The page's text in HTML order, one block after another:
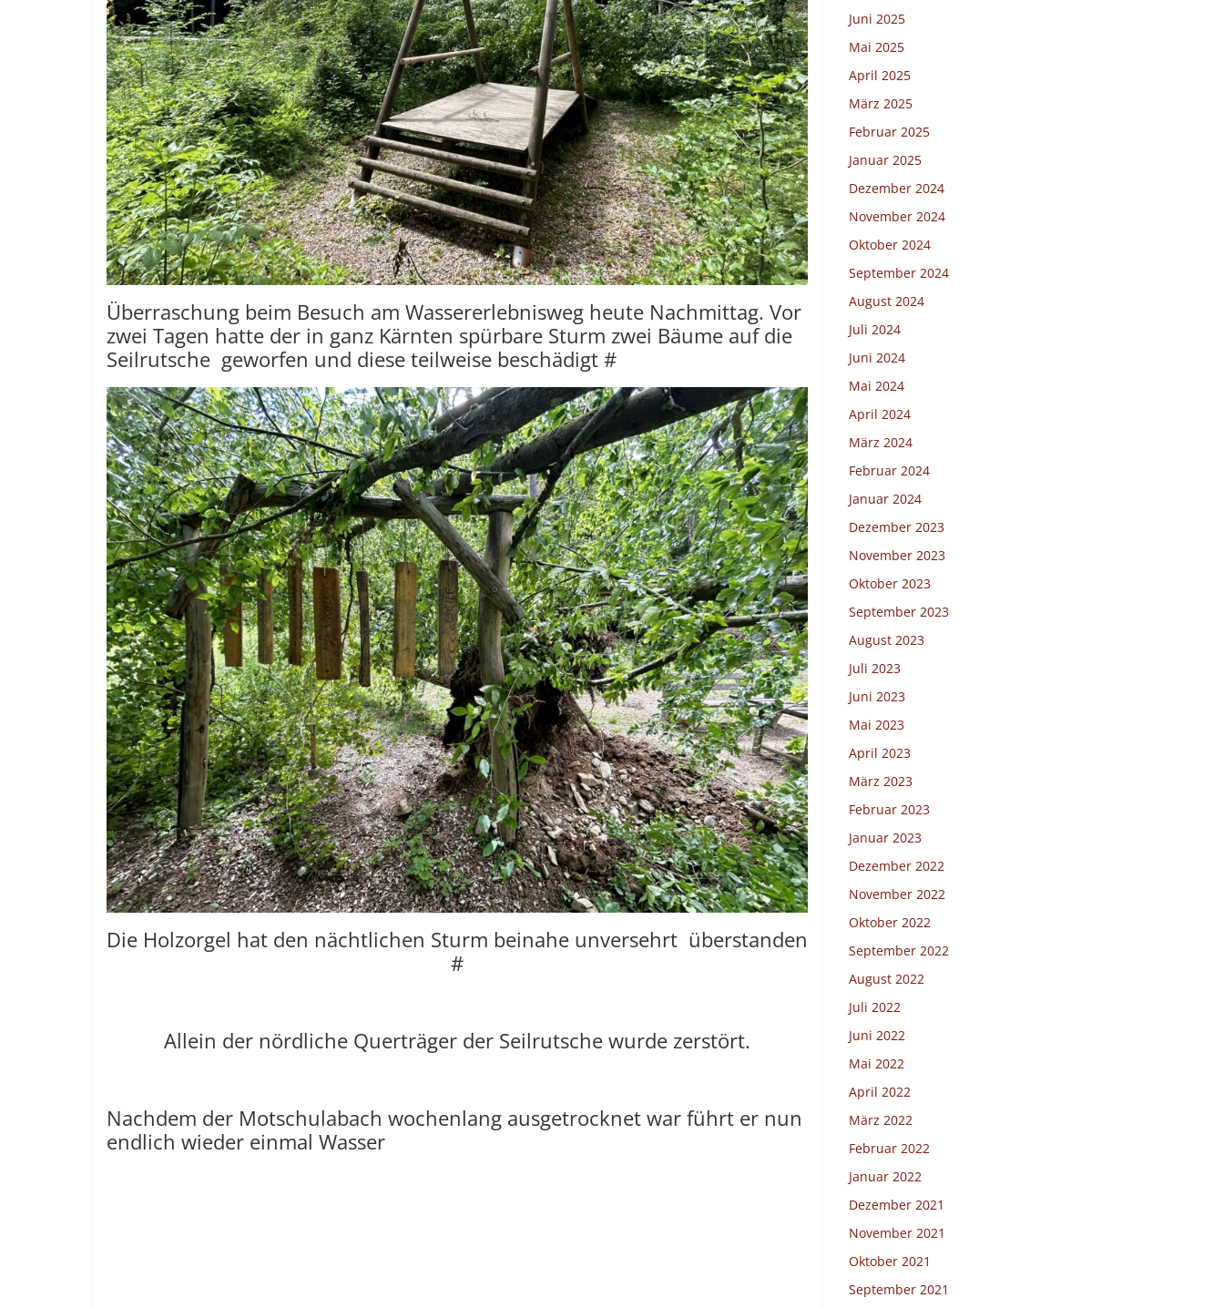
Überraschung beim Besuch am Wassererlebnisweg heute Nachmittag. Vor
zwei Tagen hatte der in ganz Kärnten spürbare Sturm zwei Bäume auf die
Seilrutsche geworfen und diese teilweise beschädigt #
Die Holzorgel hat den nächtlichen Sturm beinahe unversehrt überstanden
#
Allein der nördliche Querträger der Seilrutsche wurde zerstört.
Nachdem der Motschulabach wochenlang ausgetrocknet war führt er nun
endlich wieder einmal Wasser
Juni 2025
Mai 2025
April 2025
März 2025
Februar 2025
Januar 2025
Dezember 2024
November 2024
Oktober 2024
September 2024
August 2024
Juli 2024
Juni 2024
Mai 2024
April 2024
März 2024
Februar 2024
Januar 2024
Dezember 2023
November 2023
Oktober 2023
September 2023
August 2023
Juli 2023
Juni 2023
Mai 2023
April 2023
März 2023
Februar 2023
Januar 2023
Dezember 2022
November 2022
Oktober 2022
September 2022
August 2022
Juli 2022
Juni 2022
Mai 2022
April 2022
März 2022
Februar 2022
Januar 2022
Dezember 2021
November 2021
Oktober 2021
September 2021